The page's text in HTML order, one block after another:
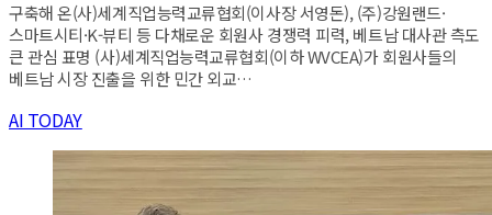
구축해 온(사)세계직업능력교류협회(이사장 서영돈), (주)강원랜드·
스마트시티·K-뷰티 등 다채로운 회원사 경쟁력 피력, 베트남 대사관 측도
큰 관심 표명 (사)세계직업능력교류협회(이하 WVCEA)가 회원사들의
베트남 시장 진출을 위한 민간 외교…
AI TODAY